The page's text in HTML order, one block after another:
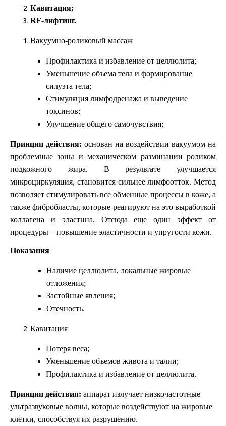
Кавитация;
RF-лифтинг.
Вакуумно-роликовый массаж
Профилактика и избавление от целлюлита;
Уменьшение объема тела и формирование
силуэта тела;
Стимуляция лимфодренажа и выведение
токсинов;
Улучшение общего самочувствия;
Принцип действия: основан на воздействии вакуумом на
проблемные зоны и механическом разминании роликом
подкожного жира. В результате улучшается
микроциркуляция, становится сильнее лимфоотток. Метод
позволяет стимулировать все обменные процессы в коже, а
также фибробласты, которые реагируют на это выработкой
коллагена и эластина. Отсюда еще один эффект от
процедуры – повышение эластичности и упругости кожи.
Показания
Наличие целлюлита, локальные жировые
отложения;
Застойные явления;
Отечность.
Кавитация
Потеря веса;
Уменьшение объемов живота и талии;
Профилактика и избавление от целлюлита.
Принцип действия: аппарат излучает низкочастотные
ультразвуковые волны, которые воздействуют на жировые
клетки, способствуя их разрушению.